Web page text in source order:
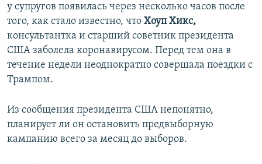
у супругов появилась через несколько часов после
того, как стало известно, что Хоуп Хикс,
консультантка и старший советник президента
США заболела коронавирусом. Перед тем она в
течение недели неоднократно совершала поездки с
Трампом.
Из сообщения президента США непонятно,
планирует ли он остановить предвыборную
кампанию всего за месяц до выборов.